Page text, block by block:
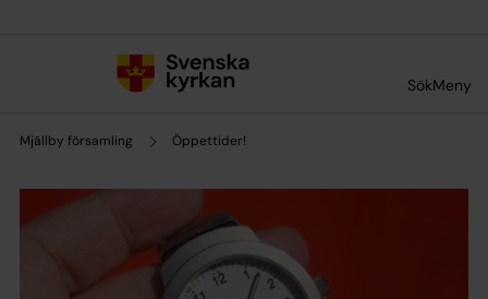
SökMeny
Mjällby församling Öppettider!